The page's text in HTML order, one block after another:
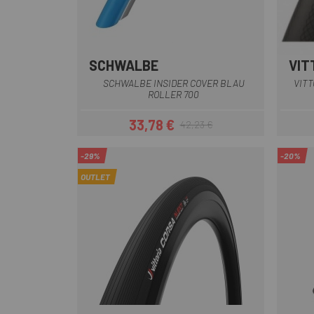
SCHWALBE
SCHWALBE INSIDER COVER BLAU
ROLLER 700
Preis
33,78 €Regulärer Preis
42,23 €
-29%
OUTLET
-20%